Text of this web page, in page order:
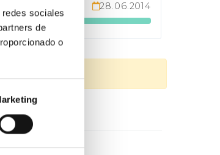
sociales
de
o
28.06.2014